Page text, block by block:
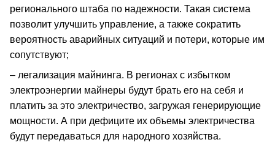
регионального штаба по надежности. Такая система
позволит улучшить управление, а также сократить
вероятность аварийных ситуаций и потери, которые им
сопутствуют;
– легализация майнинга. В регионах с избытком
электроэнергии майнеры будут брать его на себя и
платить за это электричество, загружая генерирующие
мощности. А при дефиците их объемы электричества
будут передаваться для народного хозяйства.